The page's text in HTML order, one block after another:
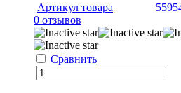
Артикул товара
0 отзывов
Сравнить